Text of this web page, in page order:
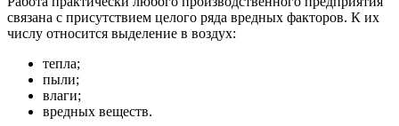
связана с присутствием целого ряда вредных факторов. К их
числу относится выделение в воздух:
тепла;
пыли;
влаги;
вредных веществ.